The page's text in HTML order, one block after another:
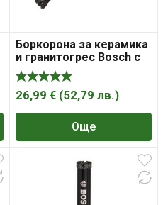
Боркорона за керамика
и гранитогрес Bosch с
диамантена посипка с
цилиндрична опашка
6х35 мм, Diamond for
26,99 € (52,79 лв.)
Още